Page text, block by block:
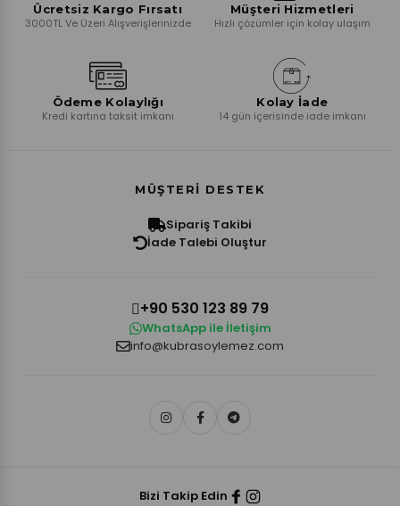
Ücretsiz Kargo Fırsatı
3000TL Ve Üzeri Alışverişlerinizde
Müşteri Hizmetleri
Hızlı çözümler için kolay ulaşım
Ödeme Kolaylığı
Kredi kartına taksit imkanı
Kolay İade
14 gün içerisinde iade imkanı
MÜŞTERI DESTEK
Sipariş Takibi
İade Talebi Oluştur
+90 530 123 89 79
WhatsApp ile İletişim
info@kubrasoylemez.com
Bizi Takip Edin